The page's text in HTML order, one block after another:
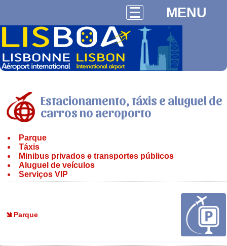
MENU
Estacionamento, táxis e aluguel de
carros no aeroporto
Parque
Táxis
Minibus privados e transportes públicos
Aluguel de veículos
Serviços VIP
Parque